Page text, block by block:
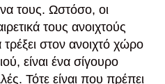
τους. Ωστόσο, οι
τους ανοιχτούς
στον ανοιχτό χώρο
είναι ένα σίγουρο
Τότε είναι που πρέπει